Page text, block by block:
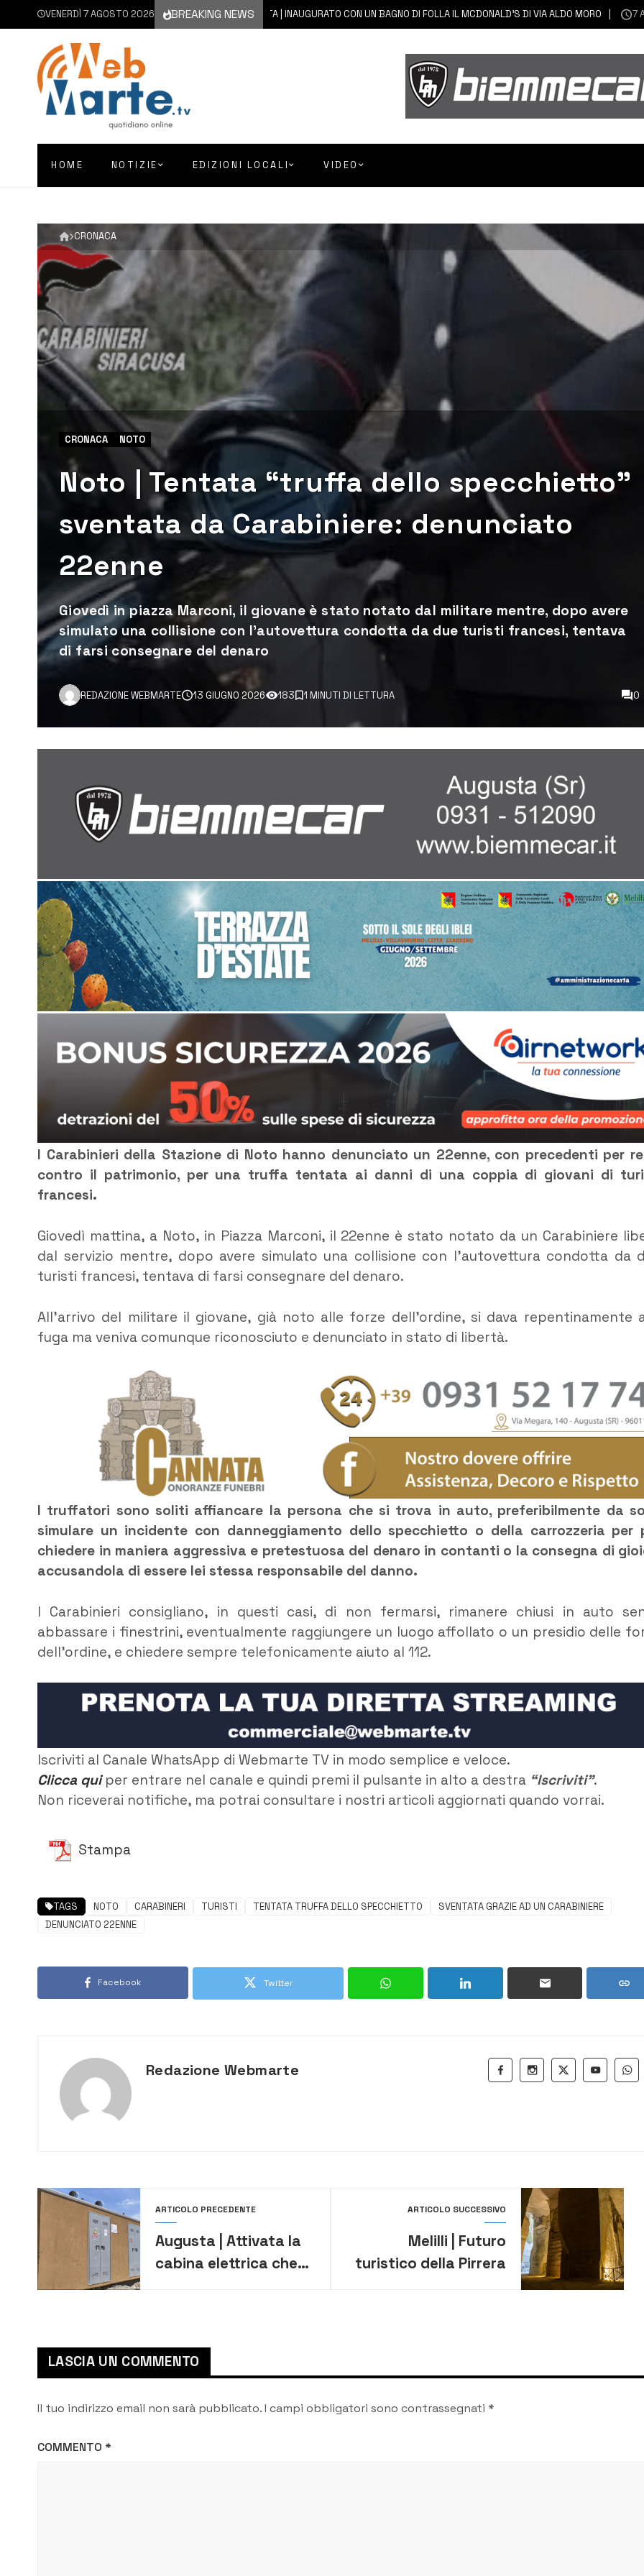
VENERDÌ 7 AGOSTO 2026 BREAKING NEWS
7 AGOSTO 2026 AUGUSTA | INAUGURATO CON UN BAGNO DI FOLLA IL MCDONALD’S DI VIA ALDO MORO 7 AGOSTO
HOME NOTIZIE EDIZIONI LOCALI VIDEO
CRONACA
CRONACA NOTO
Noto | Tentata “truffa dello specchietto”
sventata da Carabiniere: denunciato
22enne
Giovedì in piazza Marconi, il giovane è stato notato dal militare mentre, dopo avere
simulato una collisione con l’autovettura condotta da due turisti francesi, tentava
di farsi consegnare del denaro
REDAZIONE WEBMARTE 13 GIUGNO 2026 183 1 MINUTI DI LETTURA 0
I Carabinieri della Stazione di Noto hanno denunciato un 22enne, con precedenti per
contro il patrimonio, per una truffa tentata ai danni di una coppia di giovani di
francesi.
Giovedì mattina, a Noto, in Piazza Marconi, il 22enne è stato notato da un Carabiniere
dal servizio mentre, dopo avere simulato una collisione con l’autovettura condotta da
turisti francesi, tentava di farsi consegnare del denaro.
All’arrivo del militare il giovane, già noto alle forze dell’ordine, si dava repentinamente
fuga ma veniva comunque riconosciuto e denunciato in stato di libertà.
I truffatori sono soliti affiancare la persona che si trova in auto, preferibilmente da
simulare un incidente con danneggiamento dello specchietto o della carrozzeria per
chiedere in maniera aggressiva e pretestuosa del denaro in contanti o la consegna di
accusandola di essere lei stessa responsabile del danno.
I Carabinieri consigliano, in questi casi, di non fermarsi, rimanere chiusi in auto
abbassare i finestrini, eventualmente raggiungere un luogo affollato o un presidio delle
dell’ordine, e chiedere sempre telefonicamente aiuto al 112.
Iscriviti al Canale WhatsApp di Webmarte TV in modo semplice e veloce.
Clicca quiper entrare nel canale e quindi premi il pulsante in alto a destra “Iscriviti”.
Non riceverai notifiche, ma potrai consultare i nostri articoli aggiornati quando vorrai.
Stampa
TAGS NOTO CARABINERI TURISTI TENTATA TRUFFA DELLO SPECCHIETTO
SVENTATA GRAZIE AD UN CARABINIERE
DENUNCIATO 22ENNE
Facebook Twitter
Redazione Webmarte
ARTICOLO PRECEDENTE
Augusta | Attivata la
cabina elettrica che
ARTICOLO SUCCESSIVO
Melilli | Futuro
turistico della Pirrera
LASCIA UN COMMENTO
Il tuo indirizzo email non sarà pubblicato.I campi obbligatori sono contrassegnati *
COMMENTO *